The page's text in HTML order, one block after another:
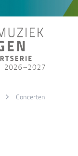
Concerten